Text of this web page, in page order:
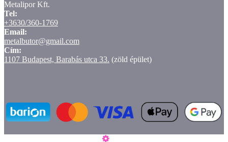
Metalipor Kft.
Tel:
+3630/360-1769
Email:
metalbutor@gmail.com
Cím:
1107 Budapest, Barabás utca 33. (zöld épület)